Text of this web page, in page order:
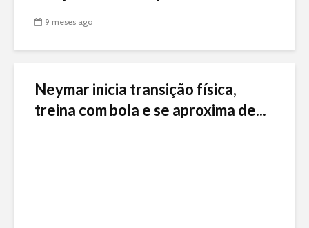
9 meses ago
Neymar inicia transição física,
treina com bola e se aproxima de...